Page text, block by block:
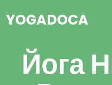
YOGADOCA
Йога